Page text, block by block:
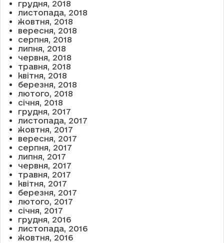
грудня, 2018
листопада, 2018
жовтня, 2018
вересня, 2018
серпня, 2018
липня, 2018
червня, 2018
травня, 2018
квітня, 2018
березня, 2018
лютого, 2018
січня, 2018
грудня, 2017
листопада, 2017
жовтня, 2017
вересня, 2017
серпня, 2017
липня, 2017
червня, 2017
травня, 2017
квітня, 2017
березня, 2017
лютого, 2017
січня, 2017
грудня, 2016
листопада, 2016
жовтня, 2016